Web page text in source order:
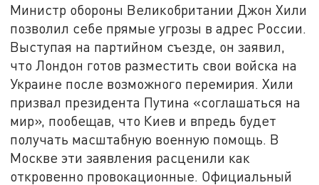
Министр обороны Великобритании Джон Хили
позволил себе прямые угрозы в адрес России.
Выступая на партийном съезде, он заявил,
что Лондон готов разместить свои войска на
Украине после возможного перемирия. Хили
призвал президента Путина «соглашаться на
мир», пообещав, что Киев и впредь будет
получать масштабную военную помощь. В
Москве эти заявления расценили как
откровенно провокационные. Официальный